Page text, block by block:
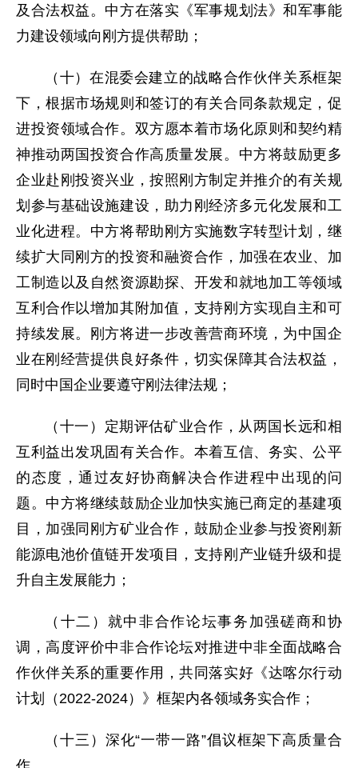
及合法权益。中方在落实《军事规划法》和军事能
力建设领域向刚方提供帮助；
（十）在混委会建立的战略合作伙伴关系框架
下，根据市场规则和签订的有关合同条款规定，促
进投资领域合作。双方愿本着市场化原则和契约精
神推动两国投资合作高质量发展。中方将鼓励更多
企业赴刚投资兴业，按照刚方制定并推介的有关规
划参与基础设施建设，助力刚经济多元化发展和工
业化进程。中方将帮助刚方实施数字转型计划，继
续扩大同刚方的投资和融资合作，加强在农业、加
工制造以及自然资源勘探、开发和就地加工等领域
互利合作以增加其附加值，支持刚方实现自主和可
持续发展。刚方将进一步改善营商环境，为中国企
业在刚经营提供良好条件，切实保障其合法权益，
同时中国企业要遵守刚法律法规；
（十一）定期评估矿业合作，从两国长远和相
互利益出发巩固有关合作。本着互信、务实、公平
的态度，通过友好协商解决合作进程中出现的问
题。中方将继续鼓励企业加快实施已商定的基建项
目，加强同刚方矿业合作，鼓励企业参与投资刚新
能源电池价值链开发项目，支持刚产业链升级和提
升自主发展能力；
（十二）就中非合作论坛事务加强磋商和协
调，高度评价中非合作论坛对推进中非全面战略合
作伙伴关系的重要作用，共同落实好《达喀尔行动
计划（2022-2024）》框架内各领域务实合作；
（十三）深化“一带一路”倡议框架下高质量合